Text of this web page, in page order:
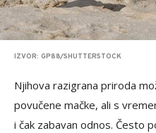
IZVOR: GP88/SHUTTERSTOCK
Njihova razigrana priroda
povučene mačke, ali s
i čak zabavan odnos. Često